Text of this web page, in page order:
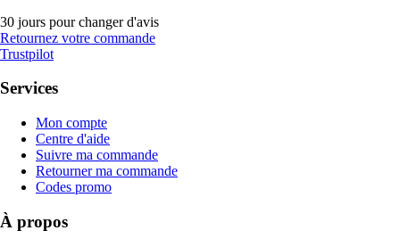
30 jours pour changer d'avis
Retournez votre commande
Trustpilot
Services
Mon compte
Centre d'aide
Suivre ma commande
Retourner ma commande
Codes promo
À propos